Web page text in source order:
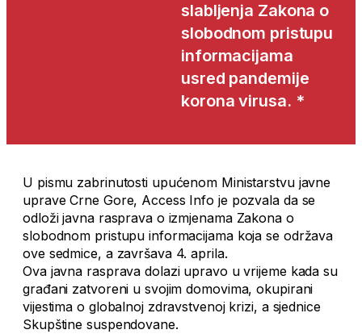
slabljenja Zakona o
slobodnom pristupu
informacijama
usred pandemije
korona virusa. *
U pismu zabrinutosti upućenom Ministarstvu javne
uprave Crne Gore, Access Info je pozvala da se
odloži javna rasprava o izmjenama Zakona o
slobodnom pristupu informacijama koja se održava
ove sedmice, a završava 4. aprila.
Ova javna rasprava dolazi upravo u vrijeme kada su
građani zatvoreni u svojim domovima, okupirani
vijestima o globalnoj zdravstvenoj krizi, a sjednice
Skupštine suspendovane.